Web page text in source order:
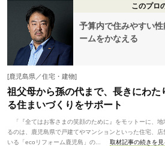
このプロ
予算内で住みやすい
ームをかなえる
[鹿児島県／住宅・建物]
祖父母から孫の代まで、長きにわた
る住まいづくりをサポート
「『全てはお客さまの笑顔のために』をモットーに、
るのは、鹿児島県で戸建てやマンションといった住宅、
いる「ecoリフォーム鹿児島」の...
取材記事の続きを